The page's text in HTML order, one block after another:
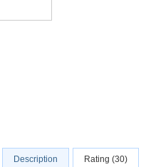
Description Rating (30)